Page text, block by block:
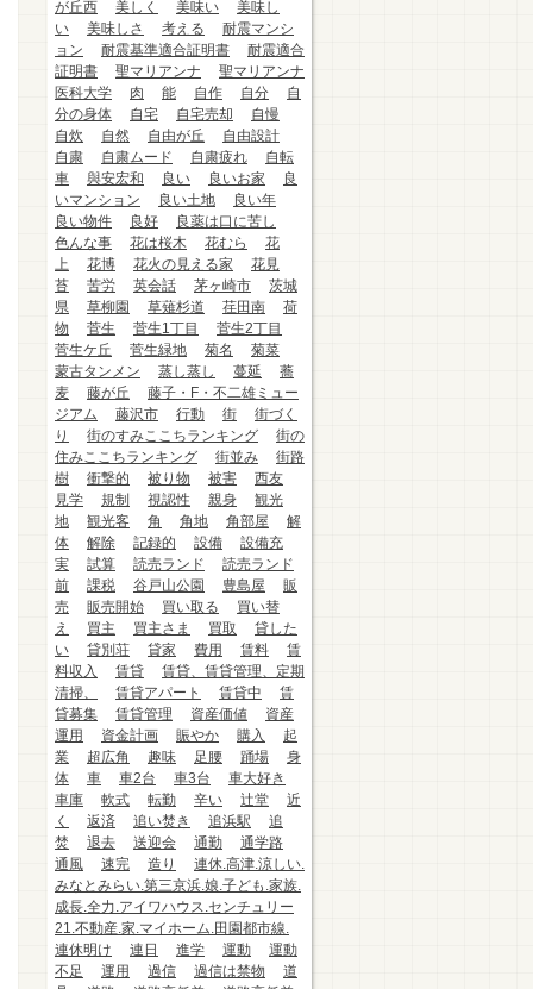
が丘西
美しく 美味い
美味し
い
美味しさ 考える
耐震マンシ
ョン
耐震基準適合証明書
耐震適合
証明書
聖マリアンナ
聖マリアンナ
医科大学
肉 能 自作 自分
自
分の身体
自宅 自宅売却
自慢
自炊
自然 自由が丘
自由設計
自粛
自粛ムード 自粛疲れ
自転
車
與安宏和 良い 良いお家
良
いマンション
良い土地
良い年
良い物件
良好
良薬は口に苦し
色んな事
花は桜木 花むら
花
上
花博 花火の見える家
花見
苔
苦労 英会話 茅ヶ崎市
茨城
県
草柳園 草薙杉道 荏田南
荷
物
菅生 菅生1丁目
菅生2丁目
菅生ケ丘
菅生緑地 菊名
菊菜
蒙古タンメン
蒸し蒸し 蔓延
蕎
麦
藤が丘
藤子・F・不二雄ミュー
ジアム
藤沢市 行動 街
街づく
り
街のすみここちランキング
街の
住みここちランキング
街並み
街路
樹
衝撃的 被り物 被害
西友
見学
規制 視認性 親身
観光
地
観光客 角 角地 角部屋
解
体
解除 記録的 設備
設備充
実
試算 読売ランド
読売ランド
前
課税 谷戸山公園 豊島屋
販
売
販売開始 買い取る
買い替
え
買主 買主さま 買取
貸した
い
貸別荘 貸家 費用 賃料
賃
料収入
賃貸
賃貸、賃貸管理、定期
清掃、
賃貸アパート 賃貸中
賃
貸募集
賃貸管理 資産価値
資産
運用
資金計画 賑やか 購入
起
業
超広角 趣味 足腰 踊場
身
体
車 車2台 車3台
車大好き
車庫
軟式 転勤 辛い 辻堂
近
く
返済 追い焚き 追浜駅
追
焚
退去 送迎会 通勤
通学路
通風
速完 造り
連休.高津.涼しい.
みなとみらい.第三京浜.娘.子ども.家族.
成長.全力.アイワハウス.センチュリー
21.不動産.家.マイホーム.田園都市線.
連休明け
連日 進学 運動
運動
不足
運用 過信 過信は禁物
道